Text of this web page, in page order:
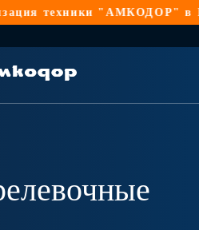
техники "АМКОДОР" в